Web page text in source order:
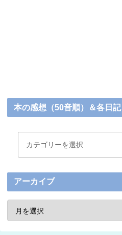
本の感想（50音順）＆各日記
アーカイブ